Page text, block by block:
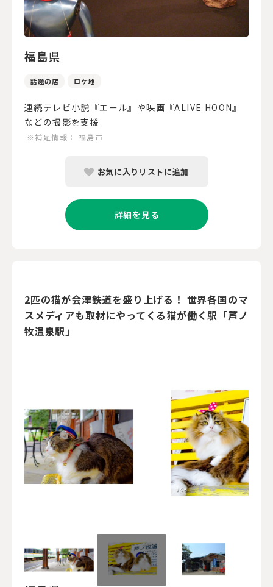
福島県
話題の店 ロケ地
連続テレビ小説『エール』や映画『ALIVE HOON』
などの撮影を支援
※補足情報： 福島市
お気に入りリストに追加
詳細を見る
2匹の猫が会津鉄道を盛り上げる！ 世界各国のマ
スメディアも取材にやってくる猫が働く駅「芦ノ
牧温泉駅」